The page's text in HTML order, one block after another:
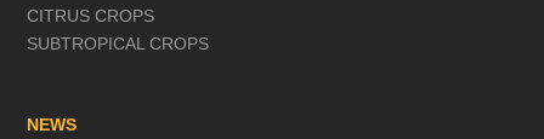
CITRUS CROPS
SUBTROPICAL CROPS
NEWS